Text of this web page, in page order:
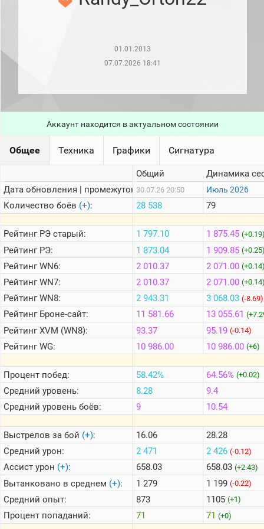
месяц)
сессии)
Кланы
Статистика
Информация
Онлайн
Цветовая
шкала
Теlegram
ВК
Портал
Мира
Танков
01.01.2013
07.07.2026 18:41
Аккаунт находится в актуальном состоянии
Общее Техника Графики Сигнатура
Дата обновления | промежуток:
Количество боёв (+):
РейтингРЭ старый:
РейтингРЭ:
РейтингWN6:
РейтингWN7:
РейтингWN8:
РейтингБроне-сайт:
РейтингXVM (WN8):
РейтингWG:
Процент побед:
Средний уровень:
Средний уровень боёв:
Выстрелов за бой (+):
Средний урон:
Ассист урон (+):
Вытанковано в среднем (+):
Средний опыт:
Процент попаданий:
Общий
30.07.26 20:50
28 538
1 797.10
1 873.04
2 010.37
2 010.37
2 943.31
11 581.66
93.37
10 986.00
58.42%
8.28
9
16.06
2 471
658.03
1 279
873
71
Динамика
Июль 2026
79
1 875.45
1 909.85
2 071.00
2 071.00
3 068.03 (-8.69)
13 055.61
95.19 (-0.14)
10 986.00 (+6)
64.56% (+0.02)
9.4
10.54
28.28
2 426 (-0.12)
658.03 (+2.43)
1 199 (-0.22)
1105 (+1)
71 (+0)